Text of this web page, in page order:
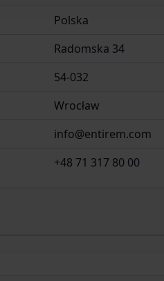
Polska
Radomska 34
54-032
Wrocław
info@entirem.com
+48 71 317 80 00